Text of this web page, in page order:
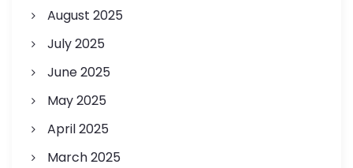
August 2025
July 2025
June 2025
May 2025
April 2025
March 2025